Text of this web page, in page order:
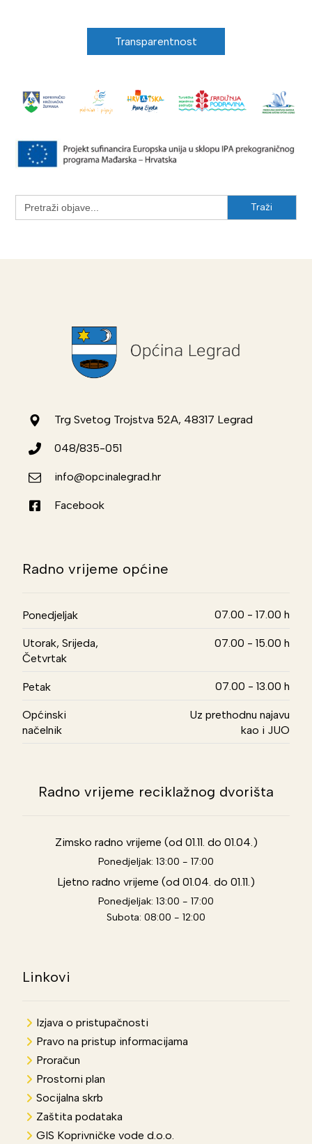
Transparentnost
Search
for:
Trg Svetog Trojstva 52A, 48317 Legrad
048/835-051
info@opcinalegrad.hr
Facebook
Radno vrijeme općine
Ponedjeljak 07.00 - 17.00 h
Utorak, Srijeda,
Četvrtak
07.00 - 15.00 h
Petak 07.00 - 13.00 h
Općinski
načelnik
Uz prethodnu najavu
kao i JUO
Radno vrijeme reciklažnog dvorišta
Zimsko radno vrijeme (od 01.11. do 01.04.)
Ponedjeljak: 13:00 - 17:00
Ljetno radno vrijeme (od 01.04. do 01.11.)
Ponedjeljak: 13:00 - 17:00
Subota: 08:00 - 12:00
Linkovi
Izjava o pristupačnosti
Pravo na pristup informacijama
Proračun
Prostorni plan
Socijalna skrb
Zaštita podataka
GIS Koprivničke vode d.o.o.